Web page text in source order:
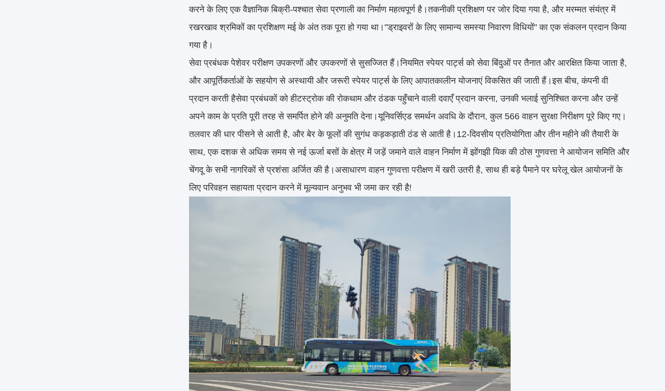
करने के लिए एक वैज्ञानिक बिक्री-पश्चात सेवा प्रणाली का निर्माण महत्वपूर्ण है।तकनीकी प्रशिक्षण पर जोर दिया गया है, और मरम्मत संयंत्र में
रखरखाव श्रमिकों का प्रशिक्षण मई के अंत तक पूरा हो गया था।"ड्राइवरों के लिए सामान्य समस्या निवारण विधियों" का एक संकलन प्रदान किया
गया है।
सेवा प्रबंधक पेशेवर परीक्षण उपकरणों और उपकरणों से सुसज्जित हैं।नियमित स्पेयर पार्ट्स को सेवा बिंदुओं पर तैनात और आरक्षित किया जाता है,
और आपूर्तिकर्ताओं के सहयोग से अस्थायी और जरूरी स्पेयर पार्ट्स के लिए आपातकालीन योजनाएं विकसित की जाती हैं।इस बीच, कंपनी वी
प्रदान करती हैसेवा प्रबंधकों को हीटस्ट्रोक की रोकथाम और ठंडक पहुँचाने वाली दवाएँ प्रदान करना, उनकी भलाई सुनिश्चित करना और उन्हें
अपने काम के प्रति पूरी तरह से समर्पित होने की अनुमति देना।यूनिवर्सिएड समर्थन अवधि के दौरान, कुल 566 वाहन सुरक्षा निरीक्षण पूरे किए गए।
तलवार की धार पीसने से आती है, और बेर के फूलों की सुगंध कड़कड़ाती ठंड से आती है।12-दिवसीय प्रतियोगिता और तीन महीने की तैयारी के
साथ, एक दशक से अधिक समय से नई ऊर्जा बसों के क्षेत्र में जड़ें जमाने वाले वाहन निर्माण में झोंगझी यिक की ठोस गुणवत्ता ने आयोजन समिति और
चेंगदू के सभी नागरिकों से प्रशंसा अर्जित की है।असाधारण वाहन गुणवत्ता परीक्षण में खरी उतरी है, साथ ही बड़े पैमाने पर घरेलू खेल आयोजनों के
लिए परिवहन सहायता प्रदान करने में मूल्यवान अनुभव भी जमा कर रही है!